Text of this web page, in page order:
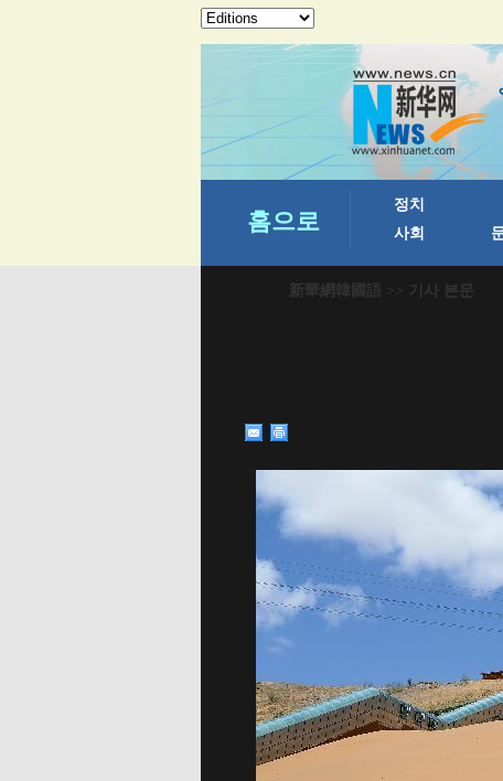
新華網韓國語 >> 기사 본문